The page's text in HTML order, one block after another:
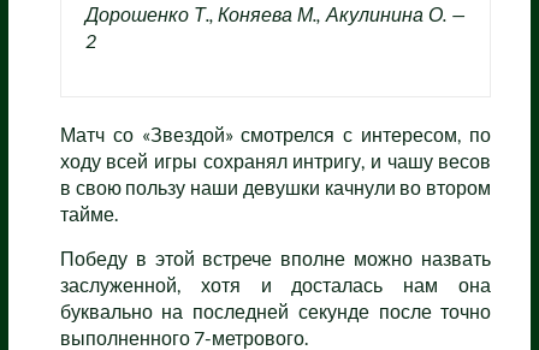
Дорошенко Т., Коняева М., Акулинина О. —
2
Матч со «Звездой» смотрелся с интересом, по
ходу всей игры сохранял интригу, и чашу весов
в свою пользу наши девушки качнули во втором
тайме.
Победу в этой встрече вполне можно назвать
заслуженной, хотя и досталась нам она
буквально на последней секунде после точно
выполненного 7-метрового.